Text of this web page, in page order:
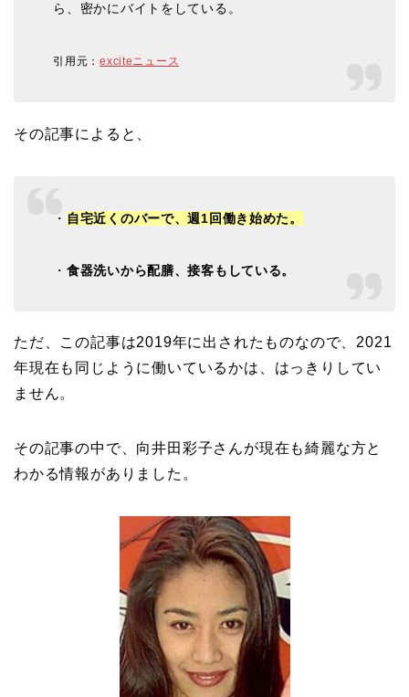
ら、密かにバイトをしている。
引用元：exciteニュース
その記事によると、
・ 自宅近くのバーで、週1回働き始めた。
・ 食器洗いから配膳、接客もしている。
ただ、この記事は2019年に出されたものなので、2021
年現在も同じように働いているかは、はっきりしてい
ません。
その記事の中で、向井田彩子さんが現在も綺麗な方と
わかる情報がありました。